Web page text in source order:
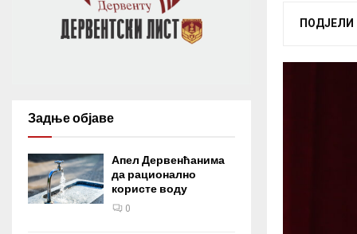
ПОДЈЕЛИ
Задње објаве
Апел Дервенћанима
да рационално
користе воду
0